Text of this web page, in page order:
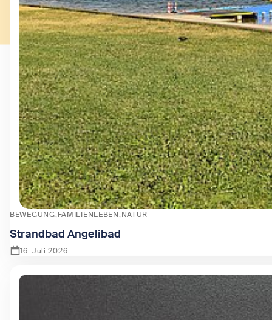
BEWEGUNG FAMILIENLEBEN NATUR
Strandbad Angelibad
16. Juli 2026